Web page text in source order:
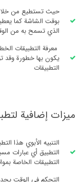
حيث تستطيع من
بوقت الشاشة كما
الذي تسمح به من
معرفة التطبيقات
يكون بها خطورة وقد
التطبيقات
ميزات إضافية
التنبيه الأبوي هذا
التطبيق أي عبارات
التطبيقات الخاصة
التحكم في الوقت يجد